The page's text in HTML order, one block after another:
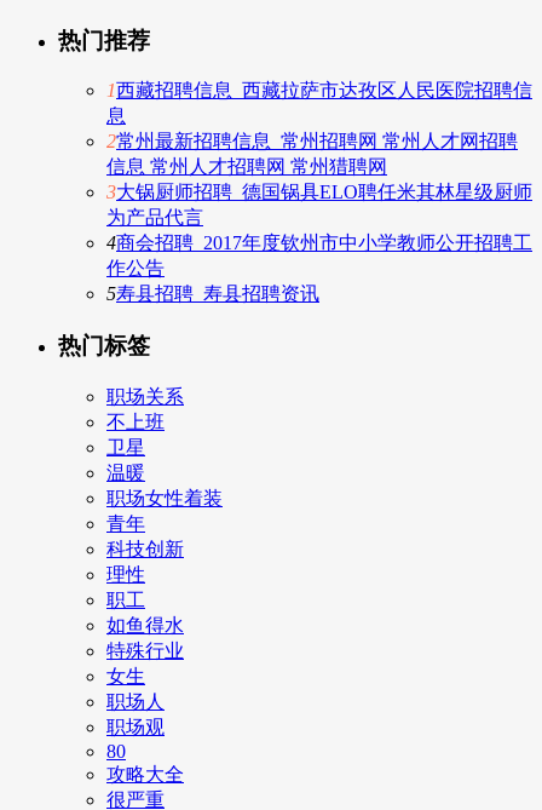
热门推荐
1西藏招聘信息_西藏拉萨市达孜区人民医院招聘信
息
2常州最新招聘信息_常州招聘网 常州人才网招聘
信息 常州人才招聘网 常州猎聘网
3大锅厨师招聘_德国锅具ELO聘任米其林星级厨师
为产品代言
4商会招聘_2017年度钦州市中小学教师公开招聘工
作公告
5寿县招聘_寿县招聘资讯
热门标签
职场关系
不上班
卫星
温暖
职场女性着装
青年
科技创新
理性
职工
如鱼得水
特殊行业
女生
职场人
职场观
80
攻略大全
很严重